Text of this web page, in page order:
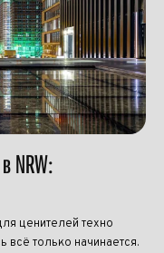
NRW:
ценителей техно
всё только начинается.